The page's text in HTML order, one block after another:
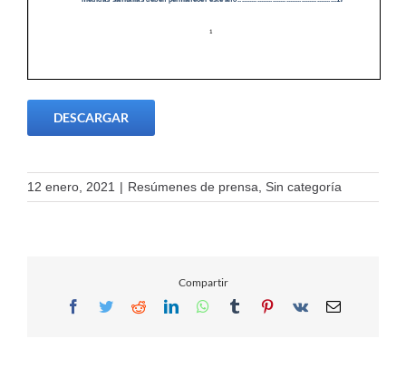
DESCARGAR
12 enero, 2021 | Resúmenes de prensa, Sin categoría
Compartir
Facebook
TwitterRedditLinkedInWhatsApp
TumblrPinterest
Vk Email